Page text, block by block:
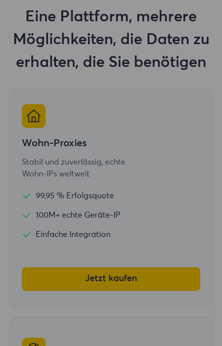
Eine Plattform, mehrere
Möglichkeiten, die Daten zu
erhalten, die Sie benötigen
Wohn-Proxies
Stabil und zuverlässig, echte
Wohn-IPs weltweit
99,95 % Erfolgsquote
100M+ echte Geräte-IP
Einfache Integration
Jetzt kaufen